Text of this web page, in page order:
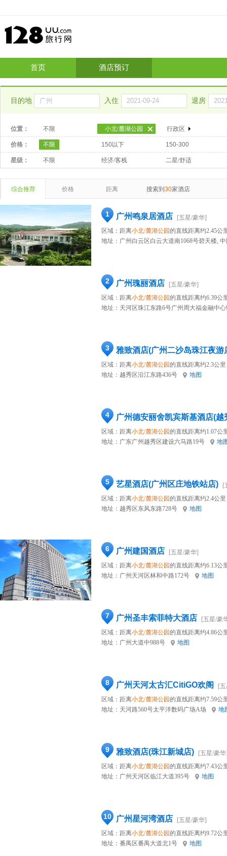
首页 酒店预订
目的地 入住 退房
位置： 不限 小北/麓湖公园 行政区
价格： 不限 150以下 150-300
星级： 不限 经济/客栈 二星/舒适
综合推荐 价格 距离 搜索到 30家酒店
1 广州鸣泉居酒店
[五星/豪华]
区域：距离小北/麓湖公园的直线距离约2.45公
地址： 广州白云区白云大道南1068号碧天楼,
2 广州瑰丽酒店
[五星/豪华]
区域：距离小北/麓湖公园的直线距离约6.39公
地址： 天河区珠江东路6号广州周大福金融中心
3 雅致酒店(广州二沙岛珠江夜游
区域：距离小北/麓湖公园的直线距离约2.3公里
地址： 越秀区沿江东路436号 地图
4 广州德安丽舍凯宾斯基酒店(越
区域：距离小北/麓湖公园的直线距离约1.07公
地址： 广东广州越秀区建设六马路19号 地
5 艺星酒店(广州区庄地铁站店)
[
区域：距离小北/麓湖公园的直线距离约2.4公里
地址： 越秀区东风东路728号 地图
6 广州建国酒店
[五星/豪华]
区域：距离小北/麓湖公园的直线距离约6.13公
地址： 广州天河区林和中路172号 地图
7 广州圣丰索菲特大酒店
[五星/豪
区域：距离小北/麓湖公园的直线距离约4.86公
地址： 广州大道中988号 地图
8 广州天河太古汇CitiGO欢阁
[
区域：距离小北/麓湖公园的直线距离约7.59公
地址： 天河路560号太平洋数码广场A场 地
9 雅致酒店(珠江新城店)
[五星/豪
区域：距离小北/麓湖公园的直线距离约7.43公
地址： 广州天河区临江大道395号 地图
10 广州星河湾酒店
[五星/豪华]
区域：距离小北/麓湖公园的直线距离约9.72公
地址： 番禺区番禺大道北1号 地图